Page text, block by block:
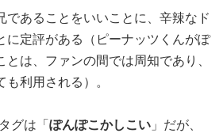
であることをいいことに、辛辣なド
に定評がある（ピーナッツくんがぽ
は、ファンの間では周知であり、
利用される）。
グは「ぽんぽこかしこい 」だが、